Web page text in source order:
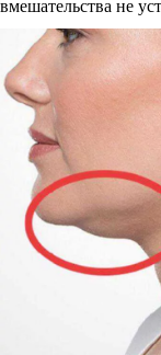
вмешательства не